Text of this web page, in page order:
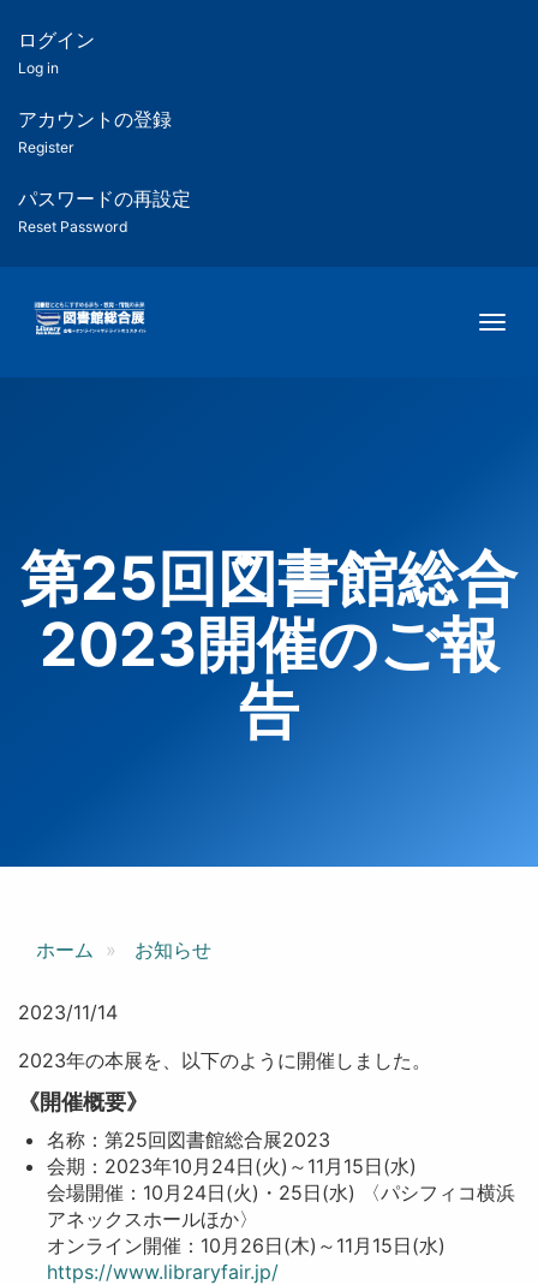
ツ
匿
名
ユ
ー
ー
用
メ
ログイン
Log in
アカウントの登録
Register
パスワードの再設定
Reset Password
第25回図書館総合
2023開催のご報
告
ホーム お知らせ
2023/11/14
2023年の本展を、以下のように開催しました。
《開催概要》
名称：第25回図書館総合展2023
会期：2023年10月24日(火)～11月15日(水)
会場開催：10月24日(火)・25日(水) 〈パシフィコ横浜
アネックスホールほか〉
オンライン開催：10月26日(木)～11月15日(水)
https://www.libraryfair.jp/